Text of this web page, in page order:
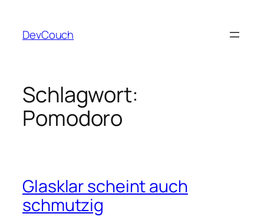
springen
DevCouch
Schlagwort:
Pomodoro
Glasklar scheint auch
schmutzig